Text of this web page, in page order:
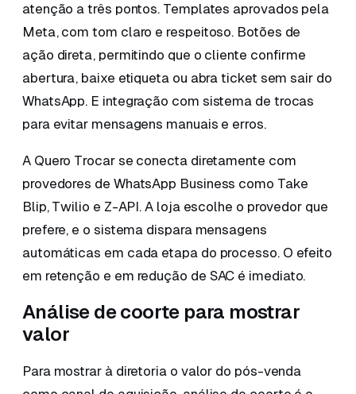
atenção a três pontos. Templates aprovados pela
Meta, com tom claro e respeitoso. Botões de
ação direta, permitindo que o cliente confirme
abertura, baixe etiqueta ou abra ticket sem sair do
WhatsApp. E integração com sistema de trocas
para evitar mensagens manuais e erros.
A Quero Trocar se conecta diretamente com
provedores de WhatsApp Business como Take
Blip, Twilio e Z-API. A loja escolhe o provedor que
prefere, e o sistema dispara mensagens
automáticas em cada etapa do processo. O efeito
em retenção e em redução de SAC é imediato.
Análise de coorte para mostrar
valor
Para mostrar à diretoria o valor do pós-venda